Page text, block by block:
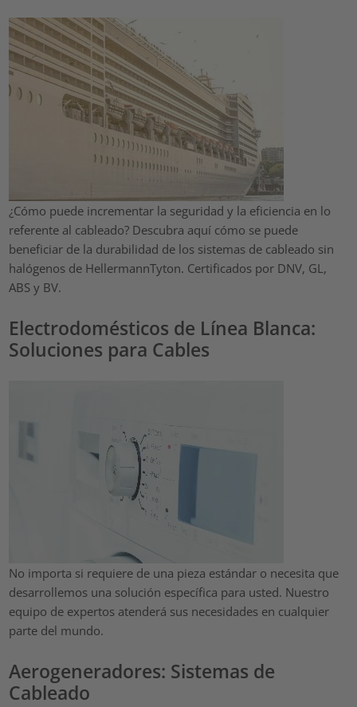
¿Cómo puede incrementar la seguridad y la eficiencia en lo
referente al cableado? Descubra aquí cómo se puede
beneficiar de la durabilidad de los sistemas de cableado sin
halógenos de HellermannTyton. Certificados por DNV, GL,
ABS y BV.
Electrodomésticos de Línea Blanca:
Soluciones para Cables
No importa si requiere de una pieza estándar o necesita que
desarrollemos una solución específica para usted. Nuestro
equipo de expertos atenderá sus necesidades en cualquier
parte del mundo.
Aerogeneradores: Sistemas de
Cableado